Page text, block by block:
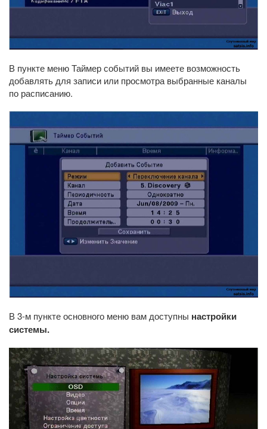
В пункте меню Таймер событий вы имеете возможность
добавлять для записи или просмотра выбранные каналы
по расписанию.
В 3-м пункте основного меню вам доступны настройки
системы.